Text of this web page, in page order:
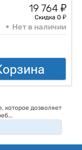
19 764 у
Скидка 0 у
Нет в наличии
которое дозволяет